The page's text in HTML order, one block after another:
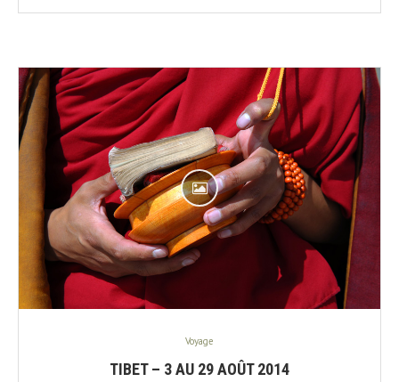
Voyage
TIBET – 3 AU 29 AOÛT 2014